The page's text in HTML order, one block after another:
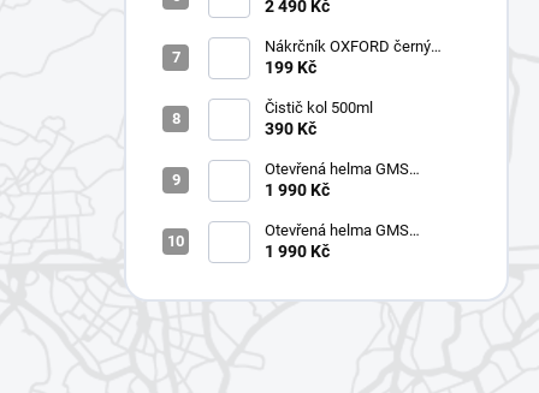
ZG11702 RIDE matná černo-
2 490 Kč
Nákrčník OXFORD černý
CA100-OX
199 Kč
Čistič kol 500ml
390 Kč
Otevřená helma GMS
ZG11501 GELATO Pistacchio
1 990 Kč
Otevřená helma GMS
ZG11501 GELATO Curaçao
1 990 Kč